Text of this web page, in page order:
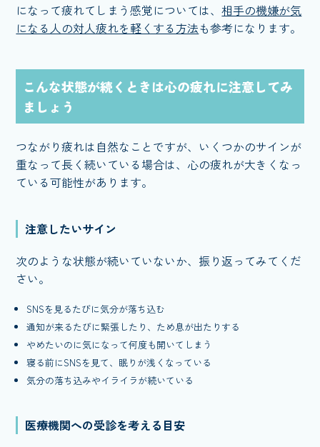
になって疲れてしまう感覚については、相手の機嫌が気
になる人の対人疲れを軽くする方法も参考になります。
こんな状態が続くときは心の疲れに注意してみ
ましょう
つながり疲れは自然なことですが、いくつかのサインが
重なって長く続いている場合は、心の疲れが大きくなっ
ている可能性があります。
注意したいサイン
次のような状態が続いていないか、振り返ってみてくだ
さい。
SNSを見るたびに気分が落ち込む
通知が来るたびに緊張したり、ため息が出たりする
やめたいのに気になって何度も開いてしまう
寝る前にSNSを見て、眠りが浅くなっている
気分の落ち込みやイライラが続いている
医療機関への受診を考える目安